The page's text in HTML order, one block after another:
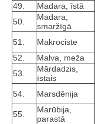
49.
Madara, īstā
50.
Madara,
smaržīgā
51. Makrociste
52.
Malva, meža
53.
Mārdadzis,
īstais
54. Marsdēnija
55.
Marūbija,
parastā